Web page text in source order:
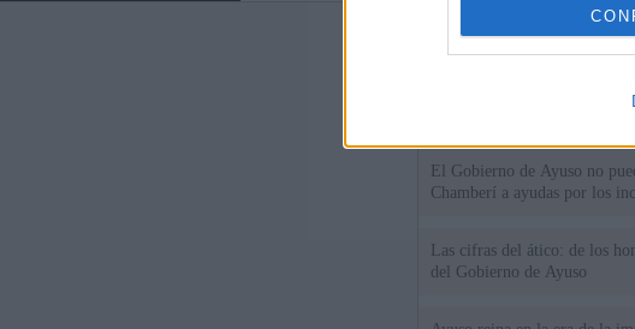
Últimas noticias
El consejero al que Ayuso
que Madrid no tiene
El Gobierno de Ayuso no
Chamberí a ayudas por los
Las cifras del ático: de los
del Gobierno de Ayuso